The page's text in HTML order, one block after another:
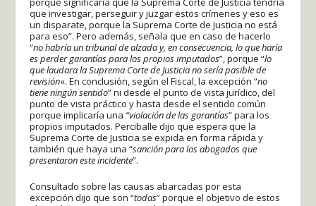
que investigar, perseguir y juzgar estos crímenes y eso es
un disparate, porque la Suprema Corte de Justicia no está
para eso”. Pero además, señala que en caso de hacerlo
“no habría un tribunal de alzada y, en consecuencia, lo que haría
es perder garantías para los propios imputados”, porque “lo
que laudara la Suprema Corte de Justicia no sería pasible de
revisión«. En conclusión, según el Fiscal, la excepción “no
tiene ningún sentido” ni desde el punto de vista jurídico, del
punto de vista práctico y hasta desde el sentido común
porque implicaría una “violación de las garantías” para los
propios imputados. Perciballe dijo que espera que la
Suprema Corte de Justicia se expida en forma rápida y
también que haya una “sanción para los abogados que
presentaron este incidente”.
Consultado sobre las causas abarcadas por esta
excepción dijo que son “todas” porque el objetivo de estos